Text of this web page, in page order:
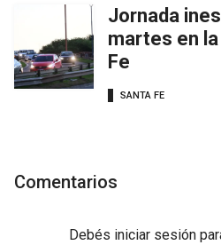
Jornada
martes en
Fe
SANTA FE
Comentarios
Debés iniciar sesión